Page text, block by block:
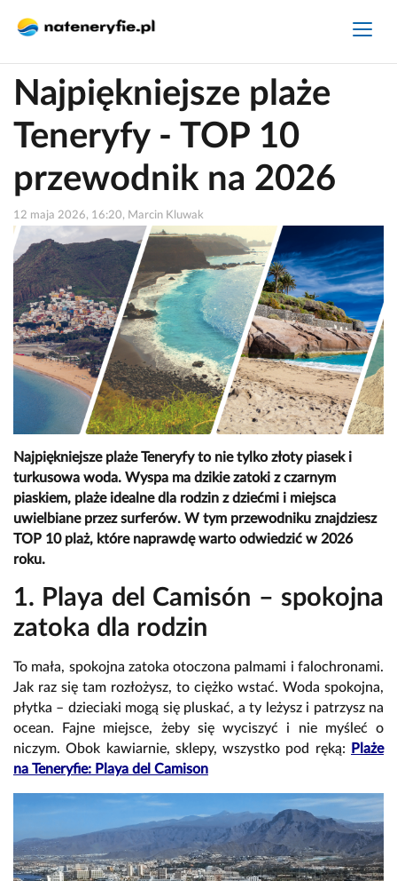
Najpiękniejsze plaże
Teneryfy - TOP 10
przewodnik na 2026
12 maja 2026, 16:20, Marcin Kluwak
Najpiękniejsze plaże Teneryfy to nie tylko złoty piasek i
turkusowa woda. Wyspa ma dzikie zatoki z czarnym
piaskiem, plaże idealne dla rodzin z dziećmi i miejsca
uwielbiane przez surferów. W tym przewodniku znajdziesz
TOP 10 plaż, które naprawdę warto odwiedzić w 2026
roku.
1. Playa del Camisón – spokojna
zatoka dla rodzin
To mała, spokojna zatoka otoczona palmami i falochronami.
Jak raz się tam rozłożysz, to ciężko wstać. Woda spokojna,
płytka – dzieciaki mogą się pluskać, a ty leżysz i patrzysz na
ocean. Fajne miejsce, żeby się wyciszyć i nie myśleć o
niczym. Obok kawiarnie, sklepy, wszystko pod ręką:
Plaże
na Teneryfie: Playa del Camison